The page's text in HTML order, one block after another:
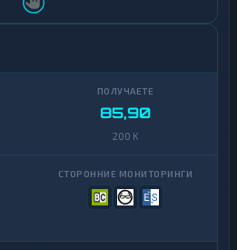
85,90
200 K